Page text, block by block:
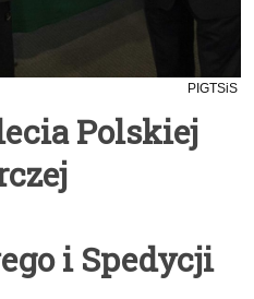
PIGTSiS
Polskiej
i Spedycji